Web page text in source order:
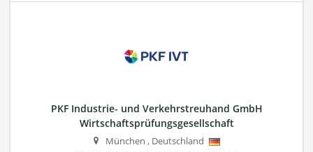
PKF Industrie- und Verkehrstreuhand GmbH
Wirtschaftsprüfungsgesellschaft
München , Deutschland